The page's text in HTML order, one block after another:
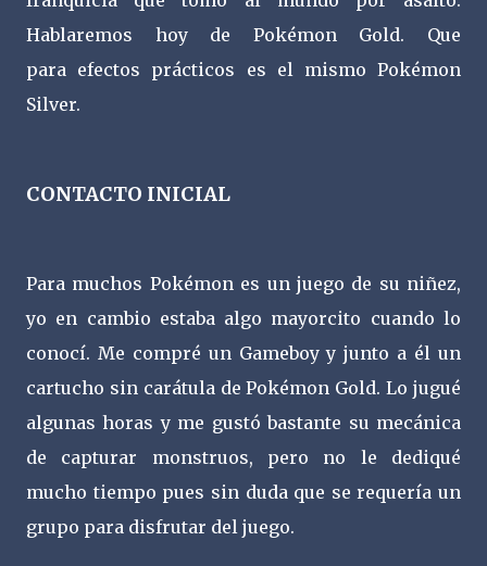
Hablaremos hoy de Pokémon Gold. Que
para efectos prácticos es el mismo Pokémon
Silver.
CONTACTO INICIAL
Para muchos Pokémon es un juego de su niñez,
yo en cambio estaba algo mayorcito cuando lo
conocí. Me compré un Gameboy y junto a él un
cartucho sin carátula de Pokémon Gold. Lo jugué
algunas horas y me gustó bastante su mecánica
de capturar monstruos, pero no le dediqué
mucho tiempo pues sin duda que se requería un
grupo para disfrutar del juego.